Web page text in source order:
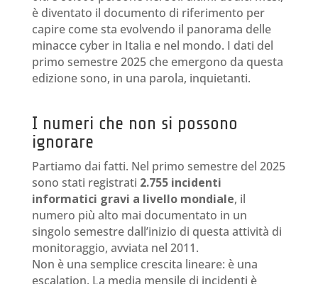
è diventato il documento di riferimento per
capire come sta evolvendo il panorama delle
minacce cyber in Italia e nel mondo. I dati del
primo semestre 2025 che emergono da questa
edizione sono, in una parola, inquietanti.
I numeri che non si possono
ignorare
Partiamo dai fatti. Nel primo semestre del 2025
sono stati registrati 2.755 incidenti
informatici gravi a livello mondiale, il
numero più alto mai documentato in un
singolo semestre dall’inizio di questa attività di
monitoraggio, avviata nel 2011.
Non è una semplice crescita lineare: è una
escalation. La media mensile di incidenti è